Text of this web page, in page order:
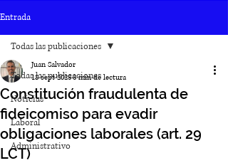
Entrada
Todas las publicaciones
Noticias
Laboral
Administrativo
Todas las publicaciones
Constitución fraudulenta de
fideicomiso para evadir
obligaciones laborales (art. 29
LCT)
Juan Salvador
18 sept 20233 min de lectura